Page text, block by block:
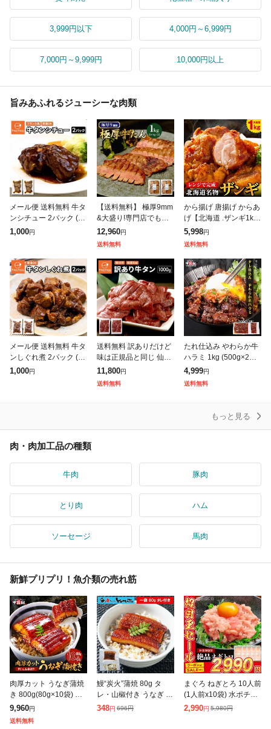
3,999円以下 4,000円～6,999円
7,000円～9,999円 10,000円以上
旨みあふれるジューシーな肉類
メール便 送料無料 牛タ
ンシチュー 2パック (10
0g×2) 牛タン 牛たん タ
1,000円
【送料無料】 極厚9mm
&大盛り!専門店でも提
供しているプロ仕様
〔味付け牛タン1kg(50
0g×2)〕仙台名物の味わ
いをフライパ
12,960円
送料無料
から揚げ 唐揚げ からあ
げ【北海道 .ザンギ1k
g.】まとめ買いで大幅
割引 カラアゲ 冷凍 送
料無料 セット 食品 【F
1】
5,998円
送料無料
メール便 送料無料 牛タ
ンしぐれ煮 2パック (10
0g×2) 牛タン 牛たん し
1,000円
送料無料 訳ありだけど
味は正規品と同じ 仙台
名物 極厚8mm 厚切り
牛タン 1kg (500g×2) 訳
あり
11,800円
送料無料
たれ仕込み やわらか牛
ハラミ 1kg (500g×2袋)
4〜6人前 牛肉 ハラミ
はらみ 焼肉 BBQ バー
ベキュー タレ漬け
4,999円
送料無料
もっと見る
肉・肉加工品の種類
牛肉 豚肉
とり肉 ハム
ソーセージ 馬肉
新鮮プリプリ！魚介類の売れ筋
肉厚カット うなぎ蒲焼
き 800g(80g×10袋) カ
ット うなぎ ウナギ 鰻
きざみ タレ 山椒付き
丑の日 土用の丑の日
9,960円
送料無料
鰻“炭火”蒲焼 80g タ
レ・山椒付き うなぎ ウ
ナギ 丼 丑の日 ひつま
348円 696円
まぐろ ねぎとろ 10人前
(1人前x10袋) 水ポチャ
解凍すぐ美味しい ギフ
2,990円 5,980円